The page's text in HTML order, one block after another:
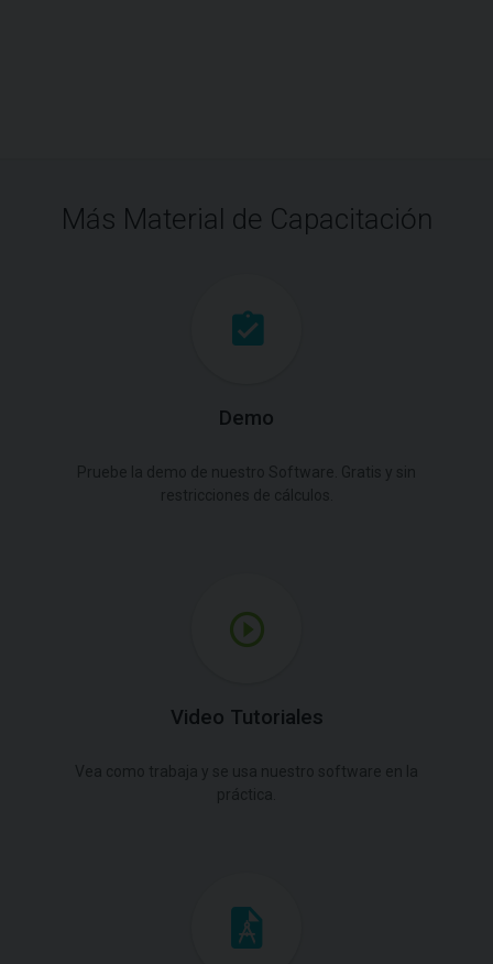
Más Material de Capacitación
Demo
Video Tutoriales